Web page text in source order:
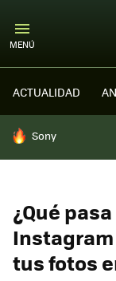
MENÚ
ACTUALIDAD
HOY SE HABLA DE
Sony
¿Qué
tus fotos